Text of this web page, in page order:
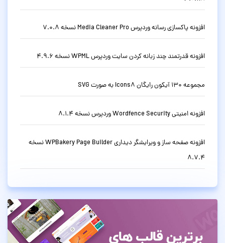
افزونه پاکسازی رسانه وردپرس Media Cleaner Pro نسخه 7.0.8
افزونه قدرتمند چند زبانه کردن سایت وردپرس WPML نسخه 4.9.6
مجموعه 130 آیکون رایگان Icons8 به صورت SVG
افزونه امنیتی Wordfence Security وردپرس نسخه 8.1.4
افزونه صفحه ساز و ویرایشگر دیداری WPBakery Page Builder نسخه
8.7.4